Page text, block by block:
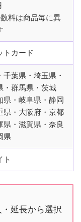
料は商品毎に異
トカード
千葉県・埼玉県・
・群馬県・茨城
県・岐阜県・静岡
県・大阪府・京都
県・滋賀県・奈良
県
ト
延長から選択